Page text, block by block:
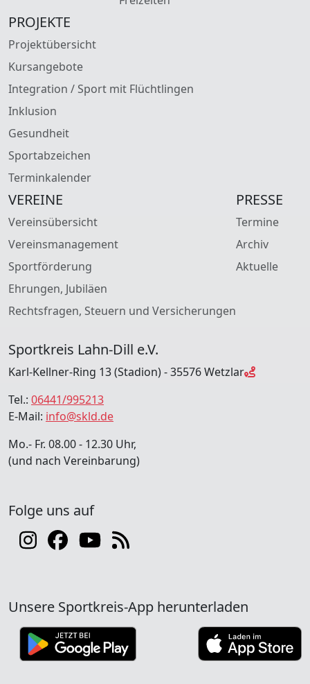
PROJEKTE
Projektübersicht
Kursangebote
Integration / Sport mit Flüchtlingen
Inklusion
Gesundheit
Sportabzeichen
Terminkalender
VEREINE
Vereinsübersicht
Vereinsmanagement
Sportförderung
Ehrungen, Jubiläen
Rechtsfragen, Steuern und Versicherungen
PRESSE
Termine
Archiv
Aktuelle
Sportkreis Lahn-Dill e.V.
Karl-Kellner-Ring 13 (Stadion) - 35576 Wetzlar
Tel.: 06441/995213
E-Mail: info@skld.de
Mo.- Fr. 08.00 - 12.30 Uhr,
(und nach Vereinbarung)
Folge uns auf
Unsere Sportkreis-App herunterladen